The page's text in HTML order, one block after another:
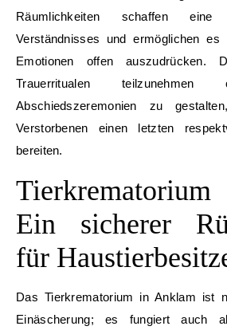
Räumlichkeiten schaffen eine
Verständnisses und ermöglichen
Emotionen offen auszudrücken.
Trauerritualen teilzunehmen
Abschiedszeremonien zu
Verstorbenen einen letzten
bereiten.
Ein sicherer
für
Das Tierkrematorium in Anklam ist
Einäscherung; es fungiert auch